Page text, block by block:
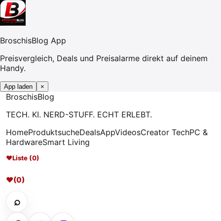
BroschisBlog App
Preisvergleich, Deals und Preisalarme direkt auf deinem
Handy.
App laden ×
BroschisBlog
TECH. KI. NERD-STUFF. ECHT ERLEBT.
HomeProduktsucheDealsAppVideosCreator TechPC &
HardwareSmart Living
♥Liste (0)
♥(0)
⌕